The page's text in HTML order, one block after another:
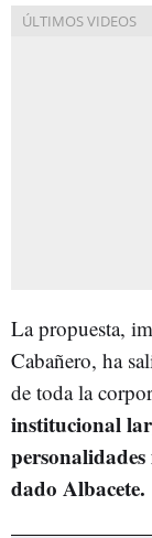
La propuesta,
Cabañero, ha
de toda la
institucional
dado Albacete.